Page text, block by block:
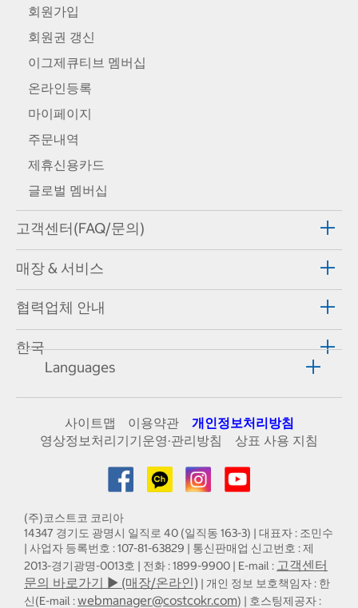
회원가입
회원권 갱신
이그제큐티브 멤버십
온라인등록
마이페이지
주문내역
제휴신용카드
글로벌 멤버십
고객센터(FAQ/문의)
매장 & 서비스
협력업체 안내
한국
Languages
사이트맵 이용약관
개인정보처리방침
영상정보처리기기운영·관리방침
상표 사용 지침
(주)코스트코 코리아
14347 경기도 광명시 일직로 40 (일직동 163-3) | 대표자 : 조민수
| 사업자 등록번호 : 107-81-63829 | 통신판매업 신고번호 : 제
2013-경기광명-0013호 | 전화 : 1899-9900 | E-mail : 고객센터
문의 바로가기 ▶ (매장/온라인) | 개인 정보 보호책임자 : 한
신(E-mail :webmanager@costcokr.com) | 호스팅제공자 :